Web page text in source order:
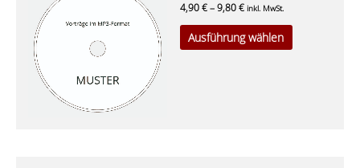
4,90€–9,80€ inkl. MwSt.
Ausführung wählen
weist